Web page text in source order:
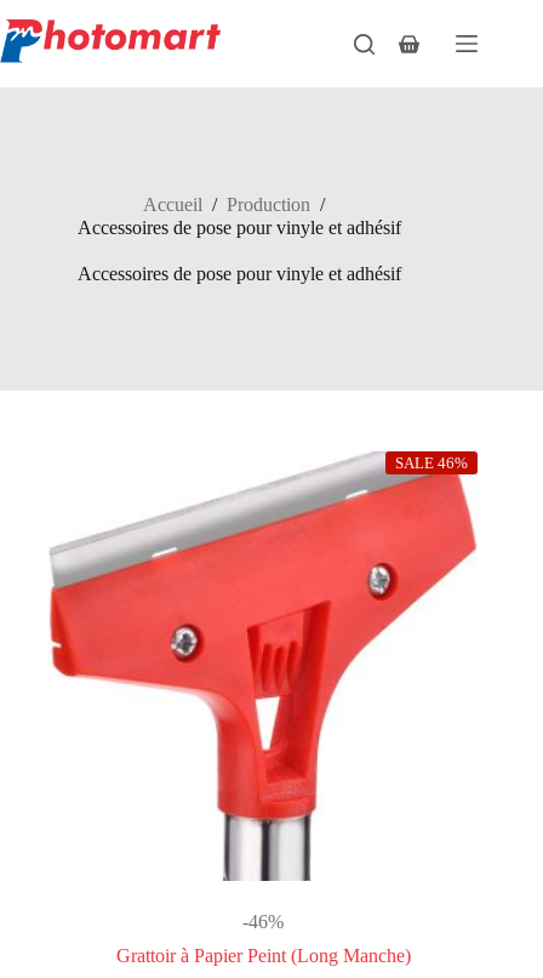
au
contenu
Panier
Accueil / Production /
Accessoires de pose pour vinyle et adhésif
Accessoires de pose pour vinyle et adhésif
-46%
Grattoir à Papier Peint (Long Manche)
SALE 46%